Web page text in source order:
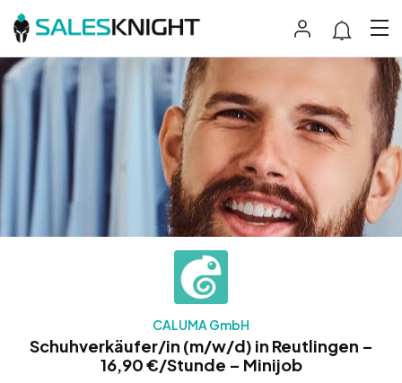
CALUMA GmbH
Schuhverkäufer/in (m/w/d) in Reutlingen –
16,90 €/Stunde – Minijob